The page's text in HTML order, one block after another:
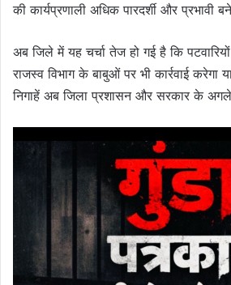
की कार्यप्रणाली अधिक पारदर्शी और प्रभावी
अब जिले में यह चर्चा तेज हो गई है कि
राजस्व विभाग के बाबुओं पर भी कार्रवाई
निगाहें अब जिला प्रशासन और सरकार के